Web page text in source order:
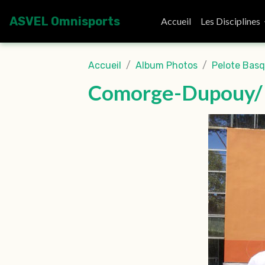
ASVEL Omnisports Accueil Les Disciplines
Accueil Album Photos Pelote
Comorge-